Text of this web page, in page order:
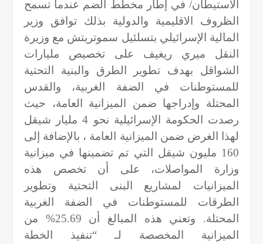
الاستيطان/ في إطار مخطط الضم عندما تسمح
الظروف الاقليمية والدولية بذلك توافق وزير
المالية الإسرائيلي بتسلئيل سموتريتش مع وزيرة
النقل ميري ريغيف على تخصيص مليارات
الشواقل بهدف تطوير الطرق والبنية التحتية
للمستوطنات في الضفة الغربية، والقدس
المحتلة وإدراجها ضمن الميزانية العامة، حيث
رصدت الحكومة الإسرائيلية نحو 4 مليار شيقل
لهذا الغرض ضمن الميزانية العامة ، بالإضافة إلى
160 مليون شيقل التي تم تضمينها في ميزانية
وزارة المواصلات، على أن تخصص هذه
الميزانيات لمشاريع البنى التحتية وتطوير
الطرقات للمستوطنات في الضفة الغربية
المحتلة. وتعني هذه المبالغ أن 25.69% من
الميزانية المخصصة لـ “تنفيذ الخطة